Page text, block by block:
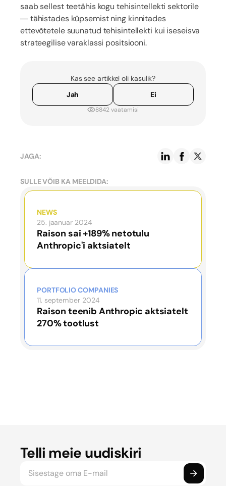
saab sellest teetähis kogu tehisintellekti sektorile
— tähistades küpsemist ning kinnitades
ettevõtetele suunatud tehisintellekti kui iseseisva
strateegilise varaklassi positsiooni.
Kas see artikkel oli kasulik?
Jah
Ei
8842 vaatamisi
JAGA:
SULLE VÕIB KA MEELDIDA:
NEWS
25. jaanuar 2024
Raison sai +189% netotulu
Anthropic'i aktsiatelt
PORTFOLIO COMPANIES
11. september 2024
Raison teenib Anthropic aktsiatelt
270% tootlust
Telli meie uudiskiri